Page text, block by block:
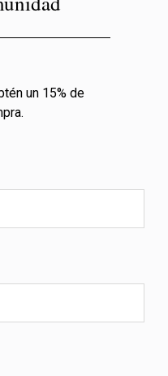
un 15% de